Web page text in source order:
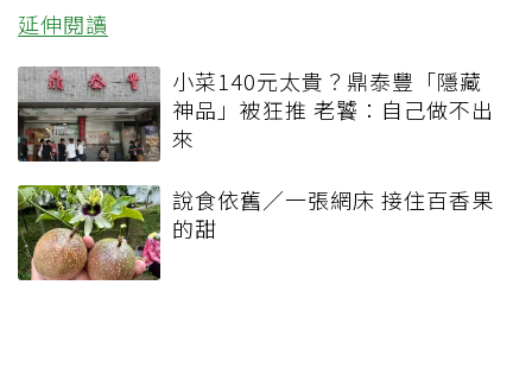
延伸閱讀
小菜140元太貴？鼎泰豐「隱藏
神品」被狂推 老饕：自己做不出
來
說食依舊／一張網床 接住百香果
的甜